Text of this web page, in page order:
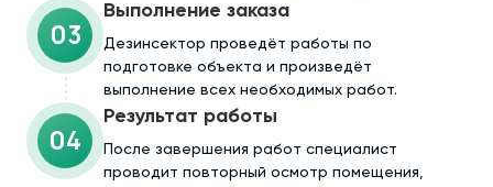
03
Выполнение заказа
Дезинсектор проведёт работы по
подготовке объекта и произведёт
выполнение всех необходимых работ.
04
Результат работы
После завершения работ специалист
проводит повторный осмотр помещения,